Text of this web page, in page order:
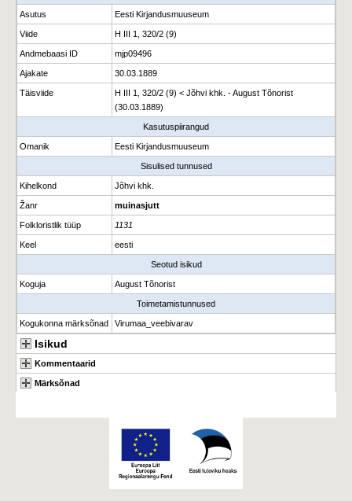
Asutus Eesti Kirjandusmuuseum
Viide H III 1, 320/2 (9)
Andmebaasi ID mjp09496
Ajakate 30.03.1889
Täisviide
H III 1, 320/2 (9) < Jõhvi khk. - August Tõnorist
(30.03.1889)
Kasutuspiirangud
Omanik Eesti Kirjandusmuuseum
Sisulised tunnused
Kihelkond Jõhvi khk.
Žanr muinasjutt
Folkloristlik tüüp 1131
Keel eesti
Seotud isikud
Koguja August Tõnorist
Toimetamistunnused
Kogukonna märksõnad Virumaa_veebivarav
Isikud
Kommentaarid
Märksõnad